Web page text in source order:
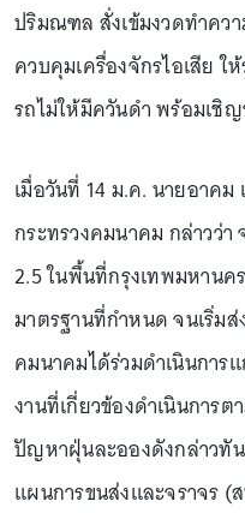
ปริมณฑล สั่งเข้มงวดทำคว
ควบคุมเครื่องจักรไอเสีย
รถไม่ให้มีควันดำ พร้อมเชิ
เมื่อวันที่ 14 ม.ค. นายอาค
กระทรวงคมนาคม กล่าวว่
2.5 ในพื้นที่กรุงเทพมหาน
มาตรฐานที่กำหนด จนเริ่ม
คมนาคมได้ร่วมดำเนินกา
งานที่เกี่ยวข้องดำเนินการ
ปัญหาฝุ่นละอองดังกล่าวทั
แผนการขนส่งและจราจร (